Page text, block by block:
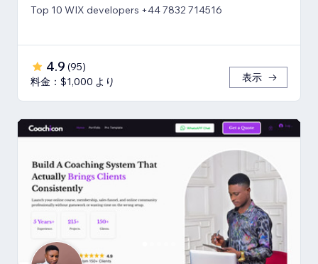
Top 10 WIX developers +44 7832 714516
4.9 (95)
料金：$1,000 より
表示